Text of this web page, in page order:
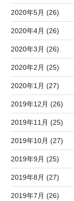
2020年5月 (26)
2020年4月 (26)
2020年3月 (26)
2020年2月 (25)
2020年1月 (27)
2019年12月 (26)
2019年11月 (25)
2019年10月 (27)
2019年9月 (25)
2019年8月 (27)
2019年7月 (26)